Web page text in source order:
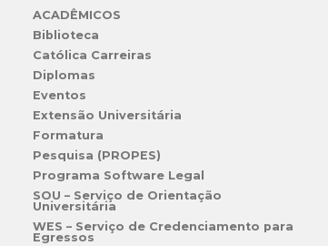
ACADÊMICOS
Biblioteca
Católica Carreiras
Diplomas
Eventos
Extensão Universitária
Formatura
Pesquisa (PROPES)
Programa Software Legal
SOU – Serviço de Orientação
Universitária
WES – Serviço de Credenciamento para
Egressos